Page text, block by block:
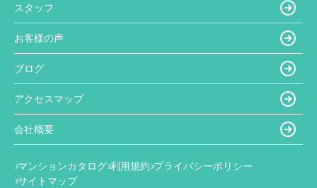
スタッフ
お客様の声
ブログ
アクセスマップ
会社概要
マンションカタログ 利用規約 プライバシーポリシー
サイトマップ